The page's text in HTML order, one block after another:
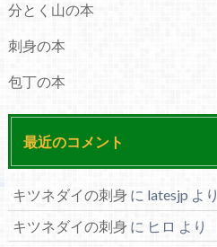
分とく山の本
刺身の本
包丁の本
最近のコメント
キツネダイの刺身 に latesjp より
キツネダイの刺身 に ヒロ より